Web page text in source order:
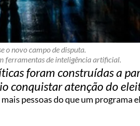
o novo campo de disputa.
ferramentas de inteligência artificial.
foram construídas a
conquistar atenção do
pessoas do que um